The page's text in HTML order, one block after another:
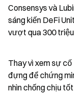
Consensys và
sáng kiến DeFi
vượt qua 300
Thay vì xem sự
đựng để chứng
nhìn chống chịu